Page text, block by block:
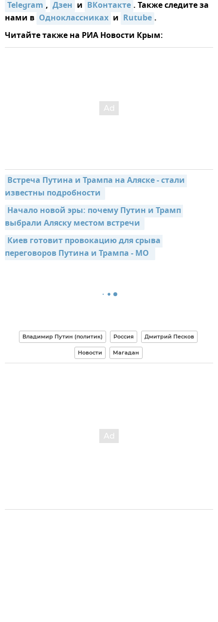
Telegram , Дзен и ВКонтакте . Также следите за
нами в Одноклассниках и Rutube .
Читайте также на РИА Новости Крым:
Встреча Путина и Трампа на Аляске - стали
известны подробности
Начало новой эры: почему Путин и Трамп
выбрали Аляску местом встречи
Киев готовит провокацию для срыва
переговоров Путина и Трампа - МО
Владимир Путин (политик) Россия Дмитрий Песков
Новости Магадан